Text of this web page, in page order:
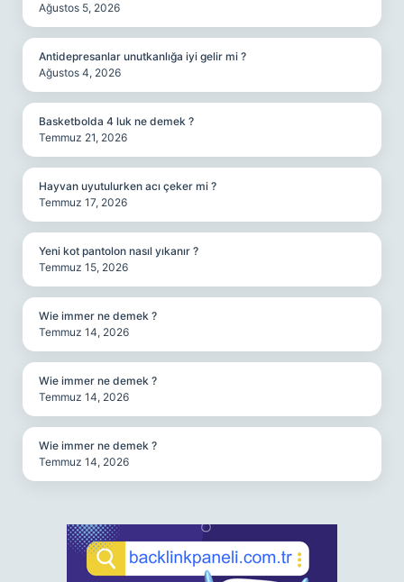
Ağustos 5, 2026
Antidepresanlar unutkanlığa iyi gelir mi ?
Ağustos 4, 2026
Basketbolda 4 luk ne demek ?
Temmuz 21, 2026
Hayvan uyutulurken acı çeker mi ?
Temmuz 17, 2026
Yeni kot pantolon nasıl yıkanır ?
Temmuz 15, 2026
Wie immer ne demek ?
Temmuz 14, 2026
Wie immer ne demek ?
Temmuz 14, 2026
Wie immer ne demek ?
Temmuz 14, 2026